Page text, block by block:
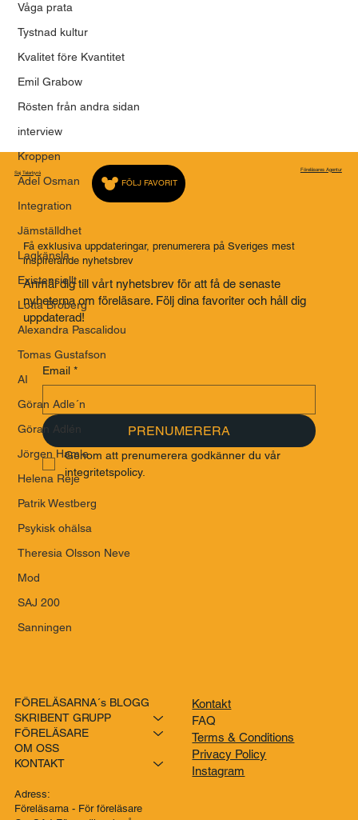
Våga prata
Tystnad kultur
Kvalitet före Kvantitet
Emil Grabow
Rösten från andra sidan
interview
Kroppen
Adel Osman
Integration
Jämställdhet
Lagkänsla
Existensiellt
Lotta Broberg
Alexandra Pascalidou
Tomas Gustafson
AI
Göran Adle´n
Göran Adlén
Jörgen Hamle
Helena Reje
Patrik Westberg
Psykisk ohälsa
Theresia Olsson Neve
Mod
SAJ 200
Sanningen
Saj Talarbyrå Föreläsares Agentur
FÖLJ FAVORIT
Få exklusiva uppdateringar, prenumerera på Sveriges mest
inspirerande nyhetsbrev
Anmäl dig till vårt nyhetsbrev för att få de senaste
nyheterna om föreläsare. Följ dina favoriter och håll dig
uppdaterad!
Email *
PRENUMERERA
Genom att prenumerera godkänner du vår
integritetspolicy.
FÖRELÄSARNA´s BLOGG
SKRIBENT GRUPP
FÖRELÄSARE
OM OSS
KONTAKT
Adress:
Föreläsarna - För föreläsare
Kontakt
FAQ
Terms & Conditions
Privacy Policy
Instagram